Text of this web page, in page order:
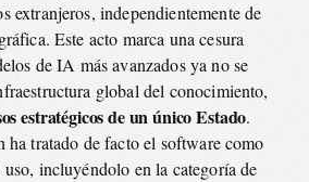
extranjeros, independientemente de
Este acto marca una cesura
de IA más avanzados ya no se
global del conocimiento,
estratégicos de un único Estado.
ha tratado de facto el software como
incluyéndolo en la categoría de